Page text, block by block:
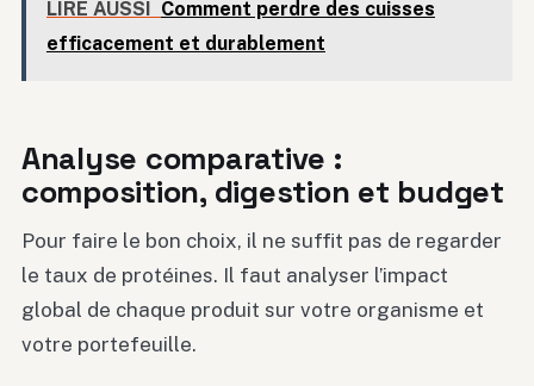
LIRE AUSSI Comment perdre des cuisses
efficacement et durablement
Analyse comparative :
composition, digestion et budget
Pour faire le bon choix, il ne suffit pas de regarder
le taux de protéines. Il faut analyser l’impact
global de chaque produit sur votre organisme et
votre portefeuille.